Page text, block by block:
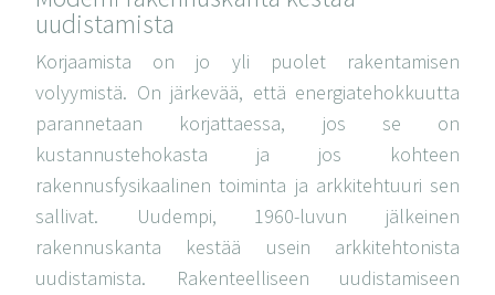
uudistamista
Korjaamista on jo yli puolet rakentamisen
volyymistä. On järkevää, että energiatehokkuutta
parannetaan korjattaessa, jos se on
kustannustehokasta ja jos kohteen
rakennusfysikaalinen toiminta ja arkkitehtuuri sen
sallivat. Uudempi, 1960-luvun jälkeinen
rakennuskanta kestää usein arkkitehtonista
uudistamista. Rakenteelliseen uudistamiseen